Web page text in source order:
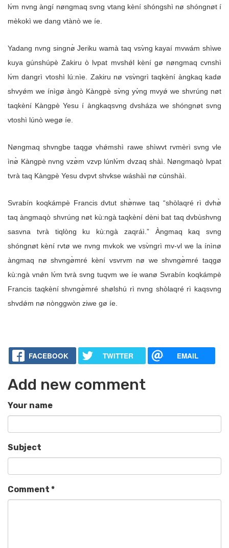
lv́m nvng àngí nøngmaq svng vtang kèní shóngshì nø shóngnøt í
mèkokì we dang vtànò we íe.
Yadang nvng singnø̀ Jeriku wamà taq vsv̀ng kayaí mvwám shìwe
kuya gúnshúpè Zakiru ò lvpat mvshǿl kèní gø nøngmaq cvnshì
lv́m dangrì vtoshì lú:nìe. Zakiru nø vsv̀ngrì taqkèní àngkaq kadø
shvyǿm we ínìgø àngò Kàngpè sv̀ng yv́ng mvyǿ we shvrúng nøt
taqkèní Kàngpè Yesu í àngkaqsvng dvsháza we shóngnøt svng
vtoshì lúnò wegø íe.
Nøngmaq shvngbe taqgø vhǿmshì rawe shìwvt rvmèrì svng vle
ìnø̀ Kàngpè nvng vzø̀m vzvp lúnlv́m dvzaq shàì. Nøngmaqò lvpat
tvrà taq Kàngpè Yesu dvpvt shvkse wáshàì nø cúnshàì.
Svrabín koqkámpè Francis dvtut shø̀nwe taq “shòlaqré rì dvhø̀
taq àngmaqò shvrúng nøt kù:ngà taqkèní dèni bat taq dvbùshvng
sasvna tvrà tiqlòng ku kù:ngà zaqráì.” Àngmaq kaq svng
shóngnøt kèní rvtø we nvng mvkok we vsv̀ngrì mv-vl we la ínìnø
àngmaq nø shvngø̀mré kèní vsvrvm nø we shvngø̀mré taqgø
kù:ngà vnǿn lv́m tvrà svng tuqvm we íe wanø Svrabín koqkámpè
Francis taqkèní shvngø̀mré shølshú rì nvng shòlaqré rì kaqsvng
shvdǿm nø nònggwòn ziwe gø íe.
FACEBOOK TWITTER EMAIL
Add new comment
Your name
Subject
Comment *